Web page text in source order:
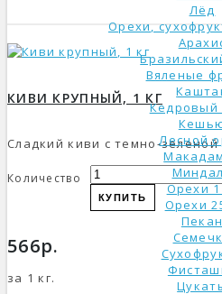
Лёд
Орехи,
Вяленые
Кедровый
Лесной
Орехи 1
Орехи
Пекан
КИВИ КРУПНЫЙ, 1 КГ
Сладкий киви с темно-
Количество
КУПИТЬ
566р.
за 1 кг.